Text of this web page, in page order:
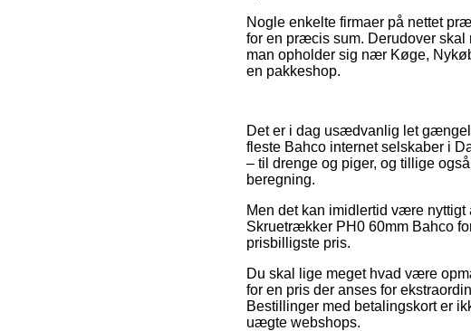
Nogle enkelte firmaer på nettet
for en præcis sum. Derudover skal
man opholder sig nær Køge,
en pakkeshop.
Det er i dag usædvanlig let
fleste Bahco internet selskaber i
– til drenge og piger, og tillige
beregning.
Men det kan imidlertid være
Skruetrækker PH0 60mm Bahco
prisbilligste pris.
Du skal lige meget hvad være
for en pris der anses for
Bestillinger med betalingskort er
uægte webshops.